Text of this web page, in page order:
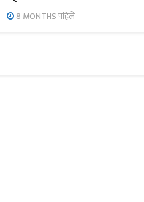
8 MONTHS पहिले